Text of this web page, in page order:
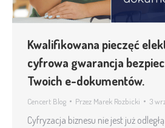
Kwalifikowana pieczęć
cyfrowa gwarancja
Twoich e-dokumentów.
Cencert Blog Przez Marek Rozbicki 3
Cyfryzacja biznesu nie jest już